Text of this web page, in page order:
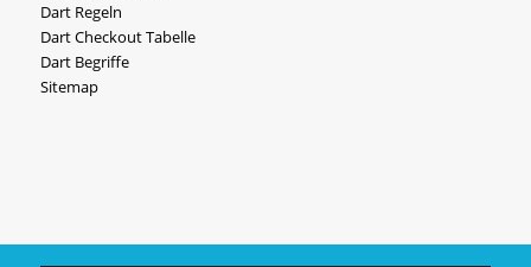
Dart Regeln
Dart Checkout Tabelle
Dart Begriffe
Sitemap